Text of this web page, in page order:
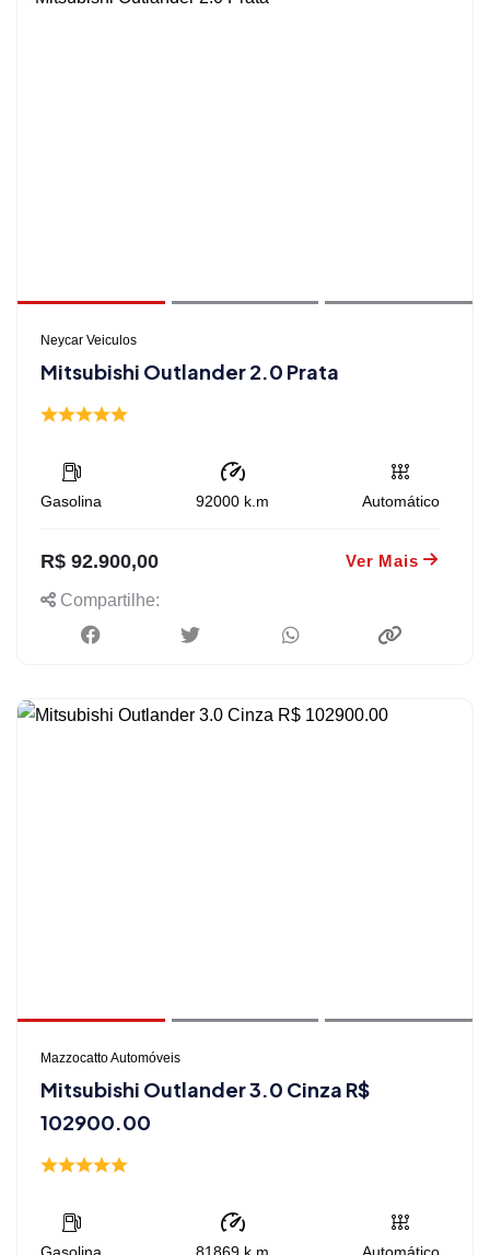
Neycar Veiculos
Mitsubishi Outlander 2.0 Prata
Gasolina 92000k.m Automático
R$ 92.900,00 Ver Mais
Compartilhe:
Mazzocatto Automóveis
Mitsubishi Outlander 3.0 Cinza R$
102900.00
Gasolina 81869k.m Automático